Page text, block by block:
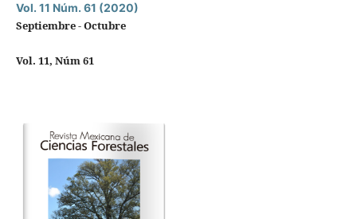
Vol. 11 Núm. 61 (2020)
Septiembre - Octubre
Vol. 11, Núm 61